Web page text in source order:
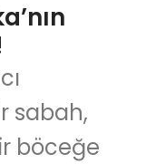
sabah,
böceğe